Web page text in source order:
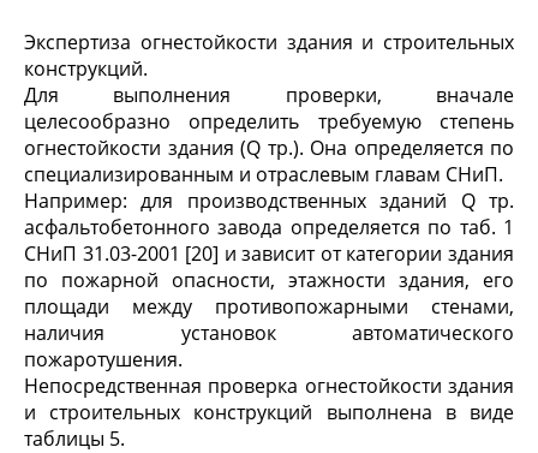
Экспертиза огнестойкости здания и строительных
конструкций.
Для выполнения проверки, вначале
целесообразно определить требуемую степень
огнестойкости здания (Q тр.). Она определяется по
специализированным и отраслевым главам СНиП.
Например: для производственных зданий Q тр.
асфальтобетонного завода определяется по таб. 1
СНиП 31.03-2001 [20] и зависит от категории здания
по пожарной опасности, этажности здания, его
площади между противопожарными стенами,
наличия установок автоматического
пожаротушения.
Непосредственная проверка огнестойкости здания
и строительных конструкций выполнена в виде
таблицы 5.